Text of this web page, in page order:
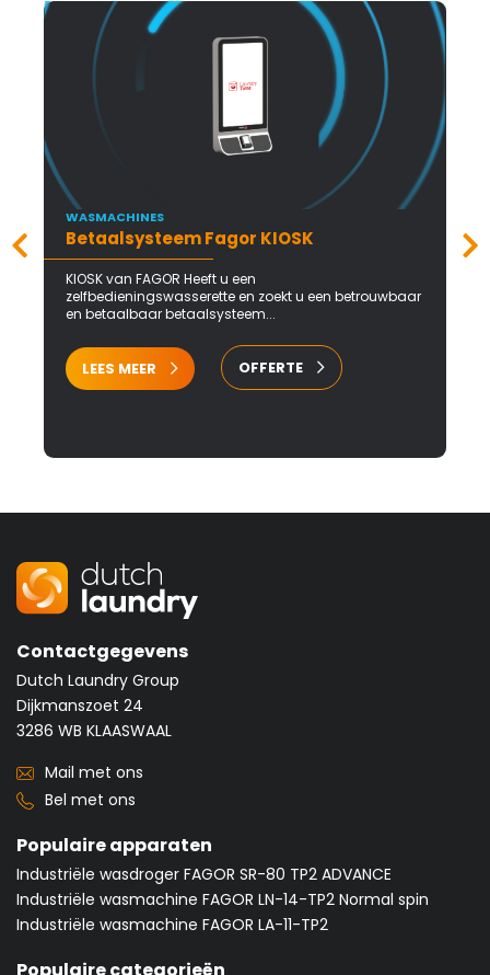
WASMACHINES
Betaalsysteem Fagor KIOSK
KIOSK van FAGOR Heeft u een
zelfbedieningswasserette en zoekt u een betrouwbaar
en betaalbaar betaalsysteem...
LEES MEER OFFERTE
Contactgegevens
Dutch Laundry Group
Dijkmanszoet 24
3286 WB KLAASWAAL
Mail met ons
Bel met ons
Populaire apparaten
Industriële wasdroger FAGOR SR-80 TP2 ADVANCE
Industriële wasmachine FAGOR LN-14-TP2 Normal spin
Industriële wasmachine FAGOR LA-11-TP2
Populaire categorieën